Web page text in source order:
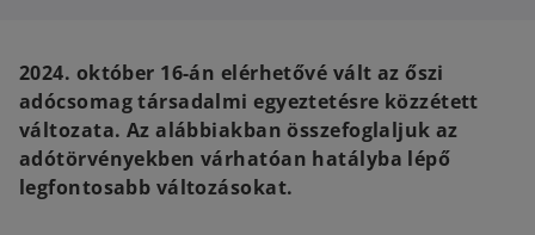
w
t
a
b
w
t
a
b
2024. október 16-án elérhetővé vált az őszi
adócsomag társadalmi egyeztetésre közzétett
változata. Az alábbiakban összefoglaljuk az
adótörvényekben várhatóan hatályba lépő
legfontosabb változásokat.